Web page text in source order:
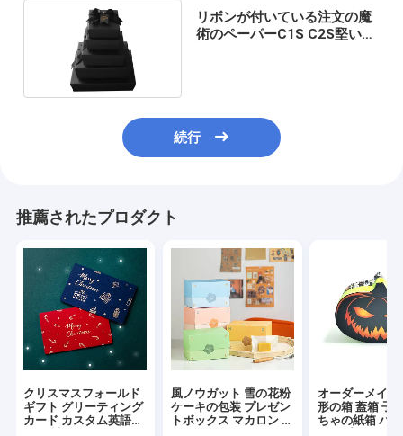
リボンが付いている注文の魔
術のペーパーC1S C2S堅いギ
続行
推薦されたプロダクト
クリスマスフォールド
ギフト グリーティング
カード カスタム英語カ
風ノウガット 雪の花粉
ケーキの包装 プレゼン
トボックス マカロン マ
オーダーメイド
形の箱 蓋箱 子
ちゃの紙箱 ハ